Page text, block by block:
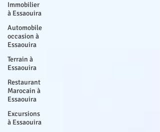
Immobilier
à Essaouira
Automobile
occasion à
Essaouira
Terrain à
Essaouira
Restaurant
Marocain à
Essaouira
Excursions
à Essaouira